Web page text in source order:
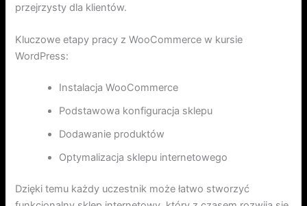
przejrzysty dla klientów.
Kluczowe etapy pracy z WooCommerce w kursie
WordPress:
Instalacja WooCommerce
Podstawowa konfiguracja sklepu
Dodawanie produktów
Optymalizacja sklepu internetowego
Dzięki temu każdy uczestnik może łatwo stworzyć